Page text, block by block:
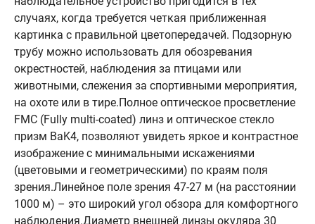
случаях, когда требуется четкая приближенная
картинка с правильной цветопередачей. Подзорную
трубу можно использовать для обозревания
окрестностей, наблюдения за птицами или
животными, слежения за спортивными мероприятия,
на охоте или в тире.Полное оптическое просветление
FMC (Fully multi-coated) линз и оптическое стекло
призм BaK4, позволяют увидеть яркое и контрастное
изображение с минимальными искажениями
(цветовыми и геометрическими) по краям поля
зрения.Линейное поле зрения 47-27 м (на расстоянии
1000 м) – это широкий угол обзора для комфортного
наблюдения.Диаметр внешней линзы окуляра 30